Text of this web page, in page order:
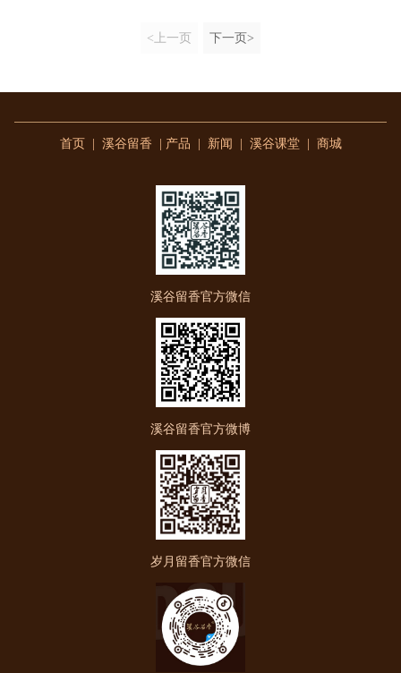
<上一页 下一页>
首页| 溪谷留香 | 产品 | 新闻 | 溪谷课堂| 商城
溪谷留香官方微信
溪谷留香官方微博
岁月留香官方微信